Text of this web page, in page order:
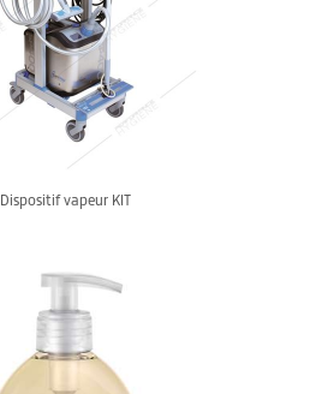
Dispositif vapeur KIT